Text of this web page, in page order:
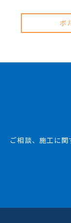
ボ
ご相談、施工に